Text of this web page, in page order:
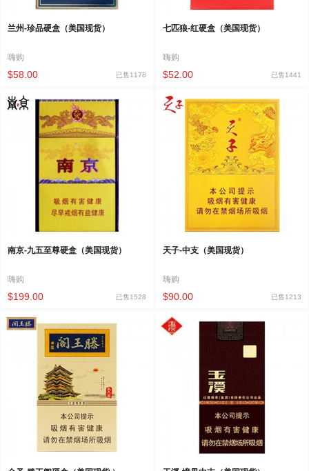
兰州-珍品硬盒（美国现货）
嗨购
$58.00 已售1178
七匹狼-红硬盒（美国现货）
嗨购
$52.00 已售1441
南京-九五至尊硬盒（美国现货）
嗨购
$199.00 已售1528
天子-中支（美国现货）
嗨购
$90.00 已售1213